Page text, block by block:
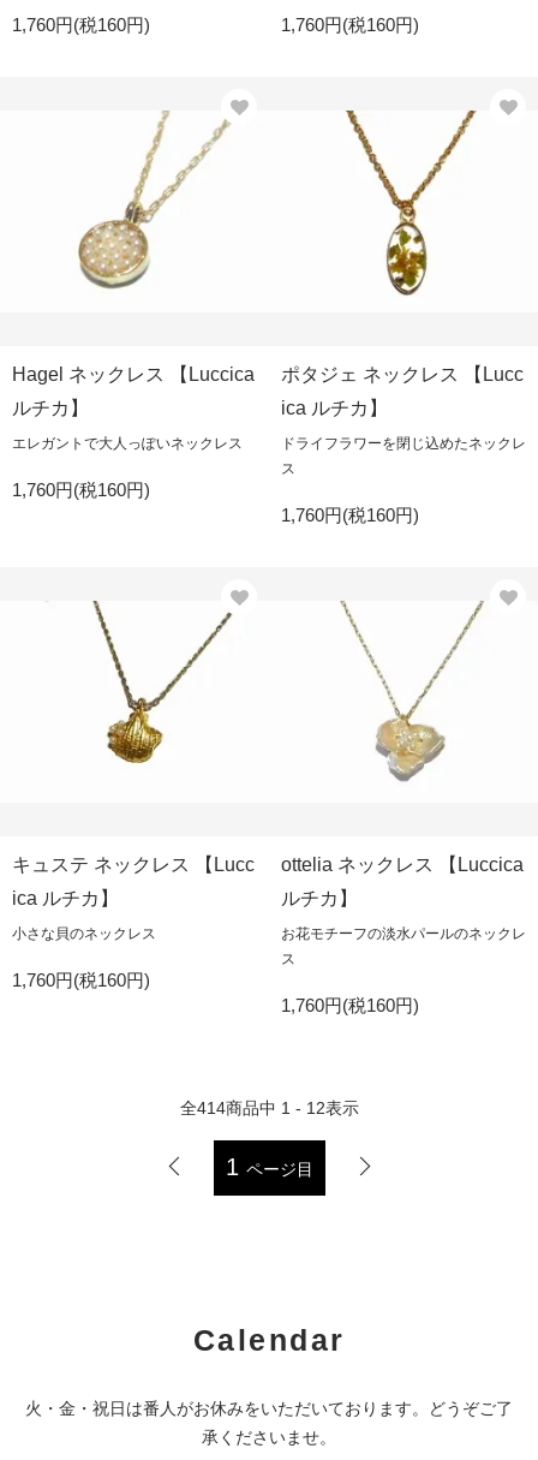
1,760円(税160円) 1,760円(税160円)
Hagel ネックレス 【Luccica
ルチカ】
エレガントで大人っぽいネックレス
1,760円(税160円)
ポタジェ ネックレス 【Lucc
ica ルチカ】
ドライフラワーを閉じ込めたネックレ
ス
1,760円(税160円)
キュステ ネックレス 【Lucc
ica ルチカ】
小さな貝のネックレス
1,760円(税160円)
ottelia ネックレス 【Luccica
ルチカ】
お花モチーフの淡水パールのネックレ
ス
1,760円(税160円)
全414商品中 1 - 12表示
1 ページ目
Calendar
火・金・祝日は番人がお休みをいただいております。どうぞご了
承くださいませ。